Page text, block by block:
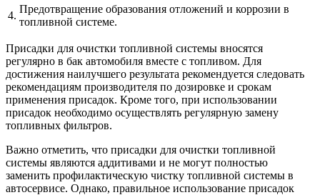
4.
Предотвращение образования отложений и коррозии в
топливной системе.
Присадки для очистки топливной системы вносятся
регулярно в бак автомобиля вместе с топливом. Для
достижения наилучшего результата рекомендуется следовать
рекомендациям производителя по дозировке и срокам
применения присадок. Кроме того, при использовании
присадок необходимо осуществлять регулярную замену
топливных фильтров.
Важно отметить, что присадки для очистки топливной
системы являются аддитивами и не могут полностью
заменить профилактическую чистку топливной системы в
автосервисе. Однако, правильное использование присадок